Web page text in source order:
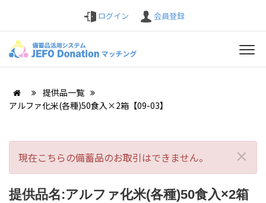
ログイン 会員登録
提供品一覧
アルファ化米(各種)50食入×2箱【09-03】
×
現在こちらの備蓄品のお取引はできません。
提供品名:アルファ化米(各種)50食入×2箱